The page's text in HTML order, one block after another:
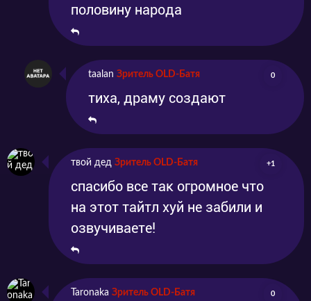
половину народа
taalan Зритель OLD-Батя 0
тиха, драму создают
твой дед Зритель OLD-Батя +1
спасибо все так огромное что
на этот тайтл хуй не забили и
озвучиваете!
Taronaka Зритель OLD-Батя 0